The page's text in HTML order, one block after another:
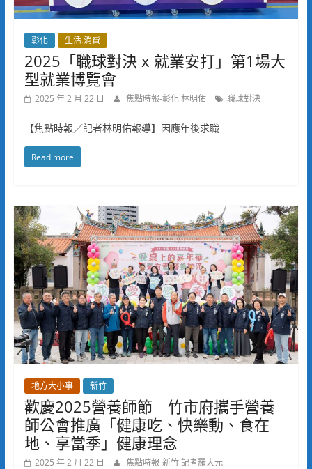
彰化 生活.消費
2025「職球對決 x 就業安打」第1場大
型就業博覽會
2025 年 2 月 22 日 焦點時報-彰化 林明佑 職球對決
【焦點時報／記者林明佑報導】因應年後求職
Read more
地方大小事 新竹
歡慶2025營養師節 竹市府攜手營養
師公會推廣「健康吃、快樂動、食在
地、享當季」健康理念
2025 年 2 月 22 日 焦點時報-新竹 記者羅大元